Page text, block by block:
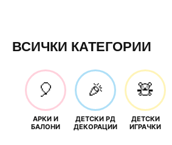
ВСИЧКИ КАТЕГОРИИ
🎈
АРКИ И
БАЛОНИ
🎉
ДЕТСКИ РД
ДЕКОРАЦИИ
🧸
ДЕТСКИ
ИГРАЧКИ